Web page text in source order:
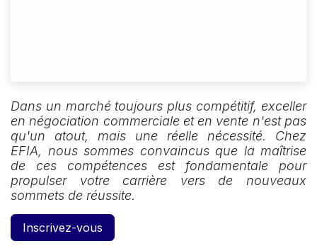
Dans un marché toujours plus compétitif, exceller
en négociation commerciale et en vente n'est pas
qu'un atout, mais une réelle nécessité. Chez
EFIA, nous sommes convaincus que la maîtrise
de ces compétences est fondamentale pour
propulser votre carrière vers de nouveaux
sommets de réussite.
Inscrivez-vous